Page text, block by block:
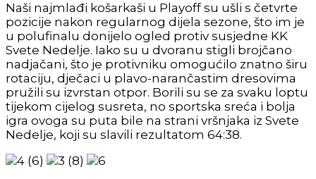
Naši najmlađi košarkaši u Playoff su ušli s četvrte
pozicije nakon regularnog dijela sezone, što im je
u polufinalu donijelo ogled protiv susjedne KK
Svete Nedelje. Iako su u dvoranu stigli brojčano
nadjačani, što je protivniku omogućilo znatno širu
rotaciju, dječaci u plavo-narančastim dresovima
pružili su izvrstan otpor. Borili su se za svaku loptu
tijekom cijelog susreta, no sportska sreća i bolja
igra ovoga su puta bile na strani vršnjaka iz Svete
Nedelje, koji su slavili rezultatom 64:38.